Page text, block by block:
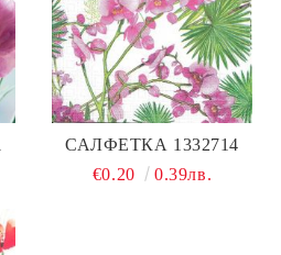
САЛФЕТКА 1332714
€0.20
0.39лв.